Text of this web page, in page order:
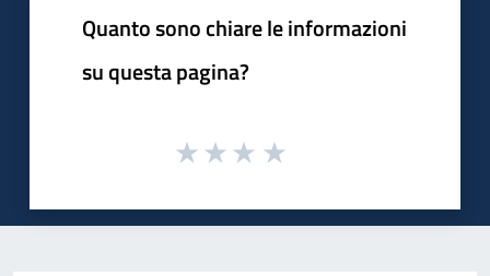
Quanto sono chiare le informazioni
su questa pagina?